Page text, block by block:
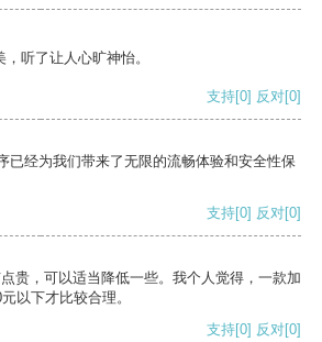
听了让人心旷神怡。
支持[0] 反对[0]
已经为我们带来了无限的流畅体验和安全性保
支持[0] 反对[0]
贵，可以适当降低一些。我个人觉得，一款加
以下才比较合理。
支持[0] 反对[0]